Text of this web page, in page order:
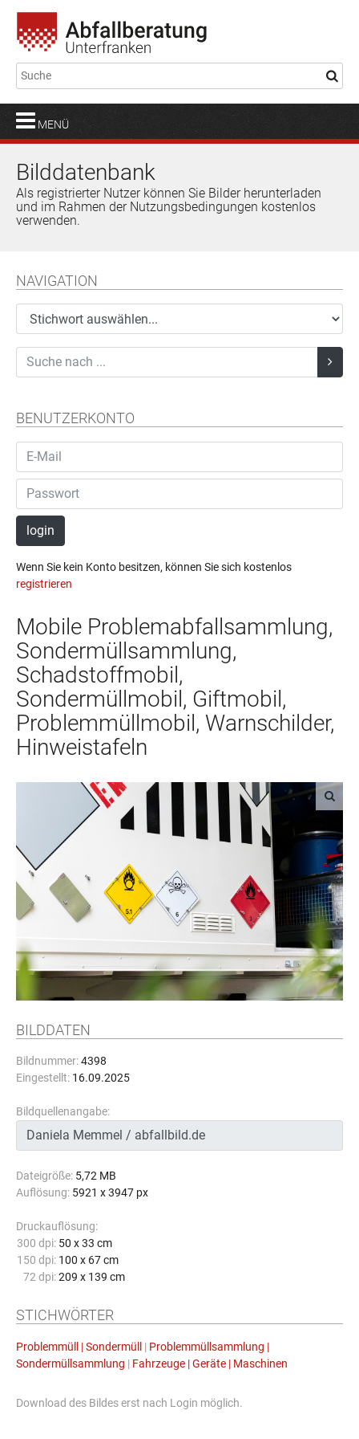
MENÜ
Bilddatenbank
Als registrierter Nutzer können Sie Bilder herunterladen
und im Rahmen der Nutzungsbedingungen kostenlos
verwenden.
NAVIGATION
BENUTZERKONTO
login
Wenn Sie kein Konto besitzen, können Sie sich kostenlos
registrieren
Mobile Problemabfallsammlung,
Sondermüllsammlung,
Schadstoffmobil,
Sondermüllmobil, Giftmobil,
Problemmüllmobil, Warnschilder,
Hinweistafeln
BILDDATEN
Bildnummer:4398
Eingestellt: 16.09.2025
Bildquellenangabe:
Dateigröße: 5,72 MB
Auflösung: 5921 x 3947 px
Druckauflösung:
300 dpi: 50 x 33 cm
150 dpi: 100 x 67 cm
72 dpi: 209 x 139 cm
STICHWÖRTER
Problemmüll | Sondermüll | Problemmüllsammlung |
Sondermüllsammlung | Fahrzeuge | Geräte | Maschinen
Download des Bildes erst nach Login möglich.